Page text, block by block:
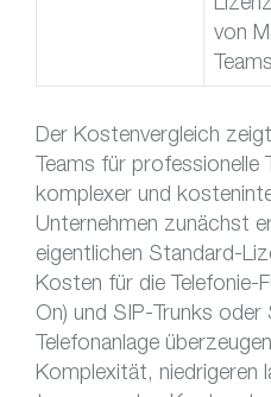
von
Teams
Der Kostenvergleich
Teams für professionelle
komplexer und
Unternehmen zunächst
eigentlichen Standard-
Kosten für die Telefonie-
On) und SIP-Trunks
Telefonanlage
Komplexität, niedrigeren